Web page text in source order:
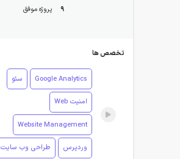
9 پروژه موفق
تخصص ها
Google Analytics سئو
امنیت Web
Website Management
وردپرس طراحی وب سایت